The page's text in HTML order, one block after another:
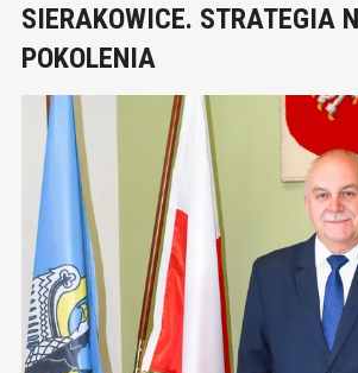
SIERAKOWICE. STRATEGIA
POKOLENIA